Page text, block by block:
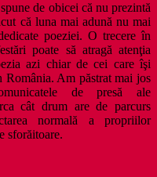
de obicei că nu prezintă
că luna mai adună nu mai
poeziei. O trecere în
poate să atragă atenţia
azi chiar de cei care îşi
Am păstrat mai jos
de presă ale
cât drum are de parcurs
normală a propriilor
sforăitoare.